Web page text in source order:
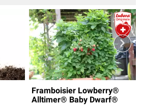
Framboisier Lowberry®
Alltimer® Baby Dwarf®